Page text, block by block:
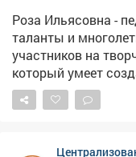
Роза Ильясовна -
таланты и
участников на
который умеет
творчества, где
свою